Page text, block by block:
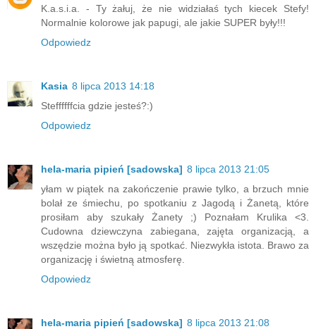
K.a.s.i.a. - Ty żałuj, że nie widziałaś tych kiecek Stefy!
Normalnie kolorowe jak papugi, ale jakie SUPER były!!!
Odpowiedz
Kasia 8 lipca 2013 14:18
Steffffffcia gdzie jesteś?:)
Odpowiedz
hela-maria pipień [sadowska] 8 lipca 2013 21:05
yłam w piątek na zakończenie prawie tylko, a brzuch mnie
bolał ze śmiechu, po spotkaniu z Jagodą i Żanetą, które
prosiłam aby szukały Żanety ;) Poznałam Krulika <3.
Cudowna dziewczyna zabiegana, zajęta organizacją, a
wszędzie można było ją spotkać. Niezwykła istota. Brawo za
organizację i świetną atmosferę.
Odpowiedz
hela-maria pipień [sadowska] 8 lipca 2013 21:08